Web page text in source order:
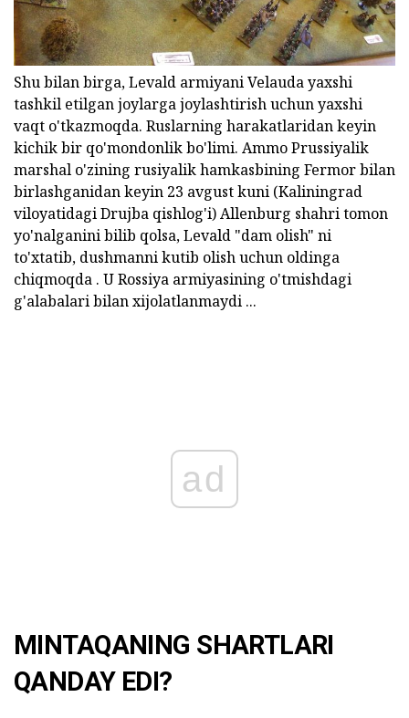
Shu bilan birga, Levald armiyani Velauda yaxshi
tashkil etilgan joylarga joylashtirish uchun yaxshi
vaqt o'tkazmoqda. Ruslarning harakatlaridan keyin
kichik bir qo'mondonlik bo'limi. Ammo Prussiyalik
marshal o'zining rusiyalik hamkasbining Fermor bilan
birlashganidan keyin 23 avgust kuni (Kaliningrad
viloyatidagi Drujba qishlog'i) Allenburg shahri tomon
yo'nalganini bilib qolsa, Levald "dam olish" ni
to'xtatib, dushmanni kutib olish uchun oldinga
chiqmoqda . U Rossiya armiyasining o'tmishdagi
g'alabalari bilan xijolatlanmaydi ...
ad
MINTAQANING SHARTLARI
QANDAY EDI?